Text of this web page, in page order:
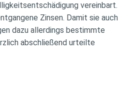
vereinbart.
Zinsen. Damit sie auch
dazu allerdings bestimmte
abschließend urteilte